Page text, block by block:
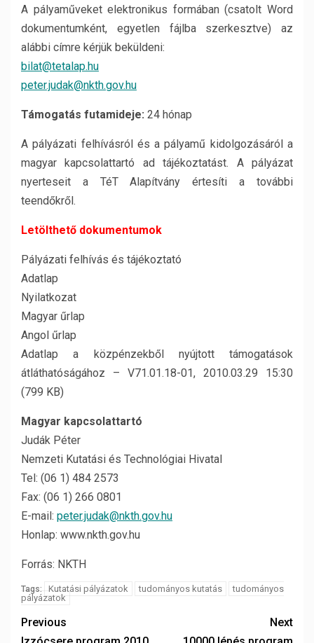
A pályaműveket elektronikus formában (csatolt Word
dokumentumként, egyetlen fájlba szerkesztve) az
alábbi címre kérjük beküldeni:
bilat@tetalap.hu
peter.judak@nkth.gov.hu
Támogatás futamideje: 24 hónap
A pályázati felhívásról és a pályamű kidolgozásáról a
magyar kapcsolattartó ad tájékoztatást. A pályázat
nyerteseit a TéT Alapítvány értesíti a további
teendőkről.
Letölthető dokumentumok
Pályázati felhívás és tájékoztató
Adatlap
Nyilatkozat
Magyar űrlap
Angol űrlap
Adatlap a közpénzekből nyújtott támogatások
átláthatóságához – V71.01.18-01, 2010.03.29 15:30
(799 KB)
Magyar kapcsolattartó
Judák Péter
Nemzeti Kutatási és Technológiai Hivatal
Tel: (06 1) 484 2573
Fax: (06 1) 266 0801
E-mail: peter.judak@nkth.gov.hu
Honlap: www.nkth.gov.hu
Forrás: NKTH
Tags: Kutatási pályázatok tudományos kutatás
tudományos
pályázatok
Previous
Next